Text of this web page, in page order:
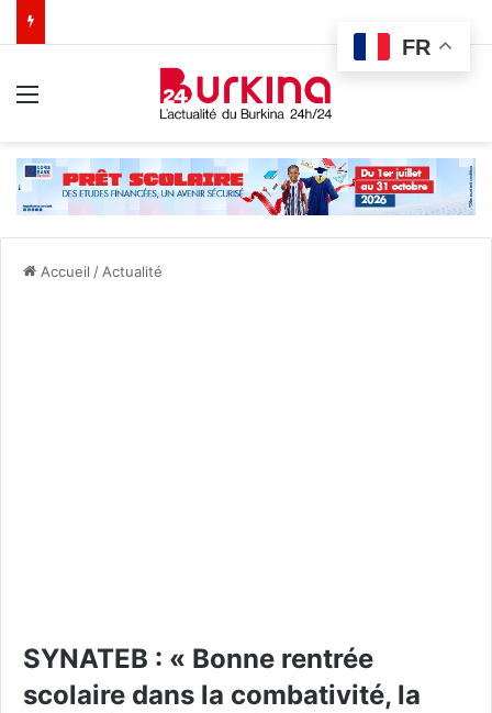
Accueil / Actualité
SYNATEB : « Bonne rentrée
scolaire dans la combativité, la
FR